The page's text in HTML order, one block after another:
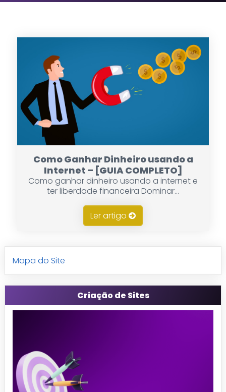
Como Ganhar Dinheiro usando a
Internet – [GUIA COMPLETO]
Como ganhar dinheiro usando a internet e
ter liberdade financeira Dominar...
Ler artigo
Mapa do Site
Criação de Sites